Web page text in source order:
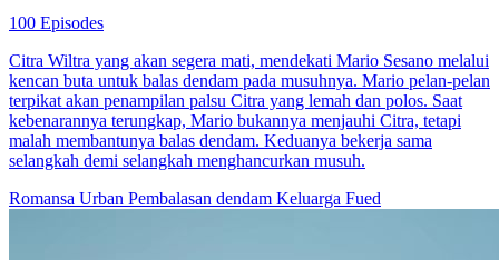
100 Episodes
Citra Wiltra yang akan segera mati, mendekati Mario Sesano melalui
kencan buta untuk balas dendam pada musuhnya. Mario pelan-pelan
terpikat akan penampilan palsu Citra yang lemah dan polos. Saat
kebenarannya terungkap, Mario bukannya menjauhi Citra, tetapi
malah membantunya balas dendam. Keduanya bekerja sama
selangkah demi selangkah menghancurkan musuh.
Romansa Urban Pembalasan dendam Keluarga Fued